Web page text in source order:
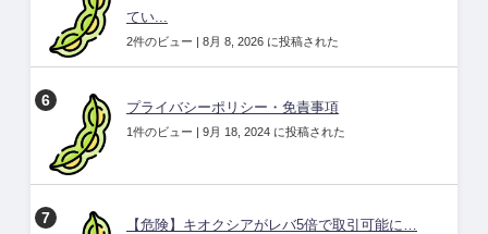
てい...
2件のビュー | 8月 8, 2026 に投稿された
プライバシーポリシー・免責事項
1件のビュー | 9月 18, 2024 に投稿された
【危険】キオクシアがレバ5倍で取引可能に…